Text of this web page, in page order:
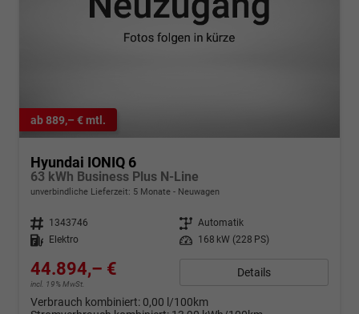
ab 889,– € mtl.
Hyundai IONIQ 6
63 kWh Business Plus N-Line
unverbindliche Lieferzeit: 5 Monate Neuwagen
Fahrzeugnr. 1343746 Getriebe Automatik
Kraftstoff
Elektro Leistung 168 kW (228 PS)
44.894,– €
incl. 19% MwSt.
Details
Verbrauch kombiniert: 0,00 l/100km